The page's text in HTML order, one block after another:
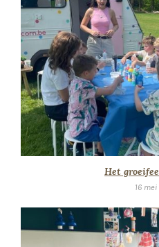
Het
16 mei